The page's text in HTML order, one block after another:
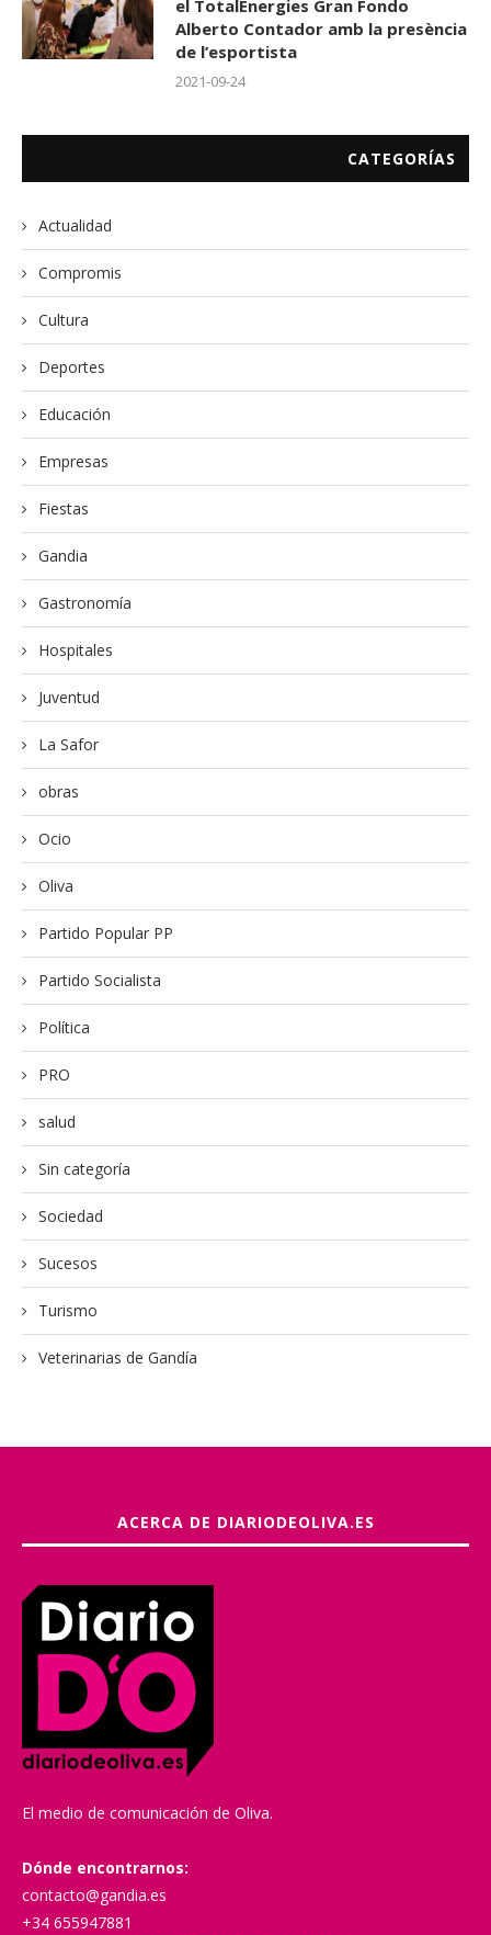
el TotalEnergies Gran Fondo
Alberto Contador amb la presència
de l’esportista
2021-09-24
CATEGORÍAS
Actualidad
Compromis
Cultura
Deportes
Educación
Empresas
Fiestas
Gandia
Gastronomía
Hospitales
Juventud
La Safor
obras
Ocio
Oliva
Partido Popular PP
Partido Socialista
Política
PRO
salud
Sin categoría
Sociedad
Sucesos
Turismo
Veterinarias de Gandía
ACERCA DE DIARIODEOLIVA.ES
El medio de comunicación de Oliva.
Dónde encontrarnos:
contacto@gandia.es
+34 655947881